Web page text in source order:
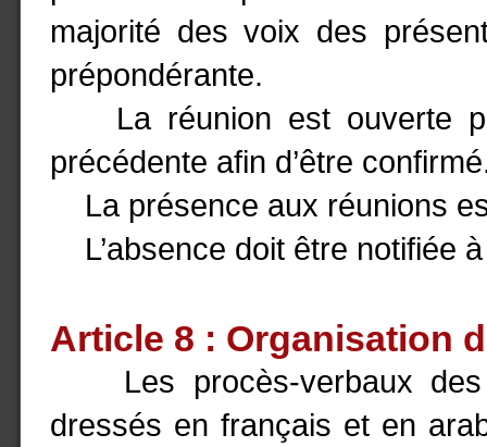
majorité des voix des
prépondérante.
La réunion est ouverte
précédente afin d’être
La présence aux réunions
L’absence doit être notifiée
Article 8 : Organisation
Les procès-verbaux des
dressés en français et en